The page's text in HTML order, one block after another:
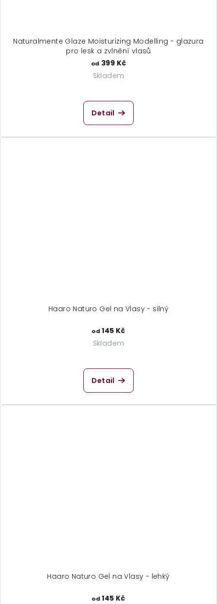
Naturalmente Glaze Moisturizing Modelling - glazura
pro lesk a zvlnění vlasů
od 399 Kč
Skladem
hodnocení
produktu
z
Detail
Haaro Naturo Gel na Vlasy - silný
od 145 Kč
Skladem
Detail
Haaro Naturo Gel na Vlasy - lehký
od 145 Kč